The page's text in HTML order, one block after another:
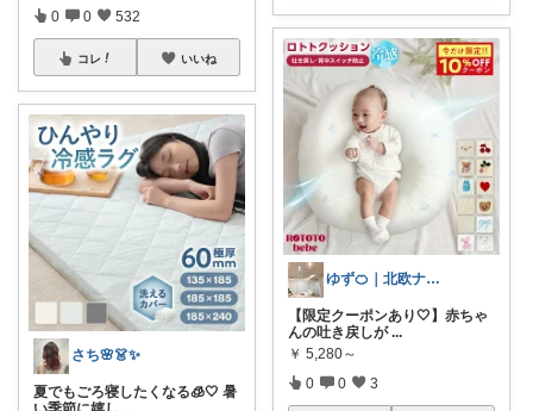
0 0 532
コレ いいね
さち🌸👗✨
夏でもごろ寝したくなる🧊🤍 暑
ゆず🍊｜北欧ナチュラルインテリア
【限定クーポンあり🤍】赤ちゃ
んの吐き戻しが ...
￥ 5,280～
0 0 3